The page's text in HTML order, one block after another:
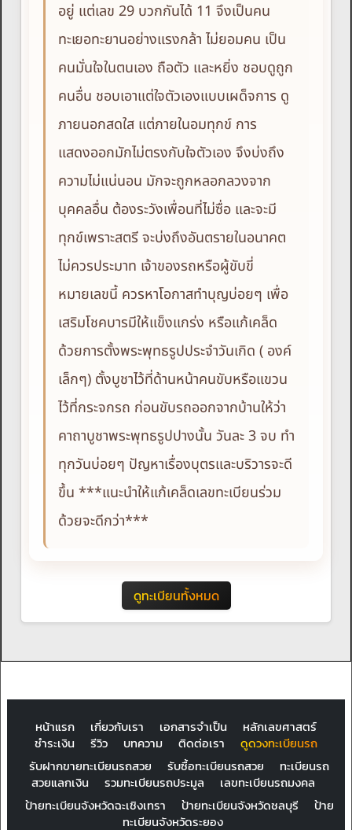
อยู่ แต่เลข 29 บวกกันได้ 11 จึงเป็นคน
ทะเยอทะยานอย่างแรงกล้า ไม่ยอมคน เป็น
คนมั่นใจในตนเอง ถือตัว และหยิ่ง ชอบดูถูก
คนอื่น ชอบเอาแต่ใจตัวเองแบบเผด็จการ ดู
ภายนอกสดใส แต่ภายในอมทุกข์ การ
แสดงออกมักไม่ตรงกับใจตัวเอง จึงบ่งถึง
ความไม่แน่นอน มักจะถูกหลอกลวงจาก
บุคคลอื่น ต้องระวังเพื่อนที่ไม่ซื่อ และจะมี
ทุกข์เพราะสตรี จะบ่งถึงอันตรายในอนาคต
ไม่ควรประมาท เจ้าของรถหรือผู้ขับขี่
หมายเลขนี้ ควรหาโอกาสทำบุญบ่อยๆ เพื่อ
เสริมโชคบารมีให้แข็งแกร่ง หรือแก้เคล็ด
ด้วยการตั้งพระพุทธรูปประจำวันเกิด ( องค์
เล็กๆ) ตั้งบูชาไว้ที่ด้านหน้าคนขับหรือแขวน
ไว้ที่กระจกรถ ก่อนขับรถออกจากบ้านให้ว่า
คาถาบูชาพระพุทธรูปปางนั้น วันละ 3 จบ ทำ
ทุกวันบ่อยๆ ปัญหาเรื่องบุตรและบริวารจะดี
ขึ้น ***แนะนำให้แก้เคล็ดเลขทะเบียนร่วม
ด้วยจะดีกว่า***
ดูทะเบียนทั้งหมด
หน้าแรก เกี่ยวกับเรา เอกสารจำเป็น
หลักเลขศาสตร์
ชำระเงิน
รีวิว บทความ ติดต่อเรา
ดูดวงทะเบียนรถ
รับฝากขายทะเบียนรถสวย
รับซื้อทะเบียนรถสวย
ทะเบียนรถ
สวยแลกเงิน
รวมทะเบียนรถประมูล
เลขทะเบียนรถมงคล
ป้ายทะเบียนจังหวัดฉะเชิงเทรา
ป้ายทะเบียนจังหวัดชลบุรี
ป้าย
ทะเบียนจังหวัดระยอง